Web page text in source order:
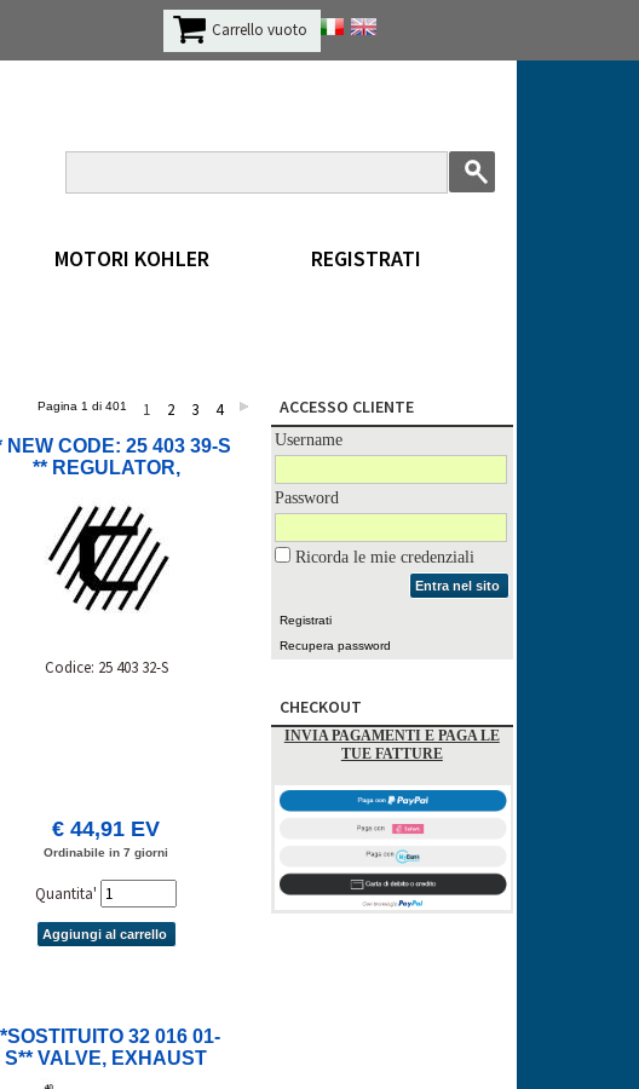
Carrello vuoto
MOTORI KOHLER
REGISTRATI
Pagina 1 di 401 1 2 3
4
NEW CODE: 25 403 39-S
** REGULATOR,
W/OVP)
Codice: 25 403 32-S
€ 44,91 EV
Ordinabile in 7 giorni
Quantita'
Aggiungi al carrello
32 016 01-
S** VALVE, EXHAUST
ACCESSO CLIENTE
Username
Password
Ricorda le mie credenziali
Entra nel sito
Registrati
Recupera password
CHECKOUT
INVIA PAGAMENTI E PAGA LE
TUE FATTURE